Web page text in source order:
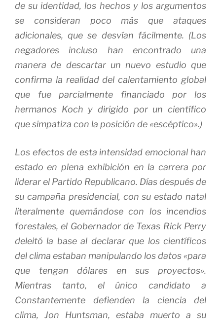
de su identidad, los hechos y los argumentos
se consideran poco más que ataques
adicionales, que se desvían fácilmente. (Los
negadores incluso han encontrado una
manera de descartar un nuevo estudio que
confirma la realidad del calentamiento global
que fue parcialmente financiado por los
hermanos Koch y dirigido por un científico
que simpatiza con la posición de «escéptico».)
Los efectos de esta intensidad emocional han
estado en plena exhibición en la carrera por
liderar el Partido Republicano. Días después de
su campaña presidencial, con su estado natal
literalmente quemándose con los incendios
forestales, el Gobernador de Texas Rick Perry
deleitó la base al declarar que los científicos
del clima estaban manipulando los datos «para
que tengan dólares en sus proyectos».
Mientras tanto, el único candidato a
Constantemente defienden la ciencia del
clima, Jon Huntsman, estaba muerto a su